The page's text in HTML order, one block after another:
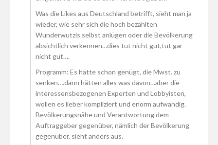
Was die Likes aus Deutschland betrifft, sieht man ja
wieder, wie sehr sich die hoch bezahlten
Wunderwutzis selbst anlügen oder die Bevölkerung
absichtlich verkennen…dies tut nicht gut,tut gar
nicht gut….
Programm: Es hätte schon genügt, die Mwst. zu
senken….dann hätten alles was davon…aber die
interessensbezogenen Experten und Lobbyisten,
wollen es lieber kompliziert und enorm aufwändig.
Bevölkerungsnähe und Verantwortung dem
Auftraggeber gegenüber, nämlich der Bevölkerung
gegenüber, sieht anders aus.